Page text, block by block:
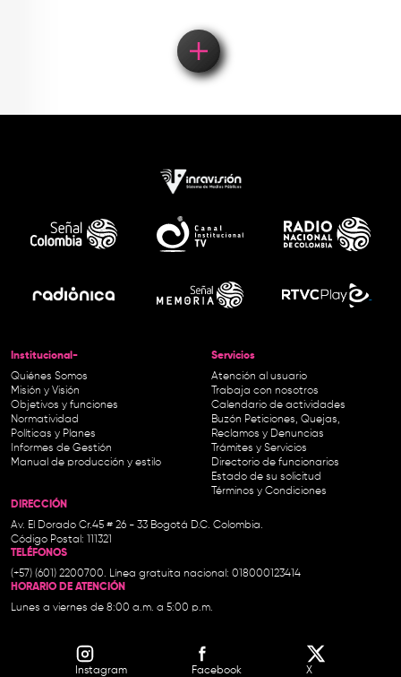
Institucional-
Quiénes Somos
Misión y Visión
Objetivos y funciones
Normatividad
Políticas y Planes
Informes de Gestión
Manual de producción y estilo
Servicios
Atención al usuario
Trabaja con nosotros
Calendario de actividades
Buzón Peticiones, Quejas,
Reclamos y Denuncias
Trámites y Servicios
Directorio de funcionarios
Estado de su solicitud
Términos y Condiciones
DIRECCIÓN
Av. El Dorado Cr.45 # 26 - 33 Bogotá D.C. Colombia.
Código Postal: 111321
TELÉFONOS
(+57) (601) 2200700. Línea gratuita nacional: 018000123414
HORARIO DE ATENCIÓN
Lunes a viernes de 8:00 a.m. a 5:00 p.m.
Instagram Facebook X